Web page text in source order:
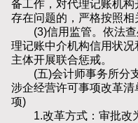
备工作，对代理记账机
存在问题的，严格按照相
(3)信用监管。依法查
理记账中介机构信用状
主体开展联合惩戒。
(五)会计师事务所分支
涉企经营许可事项改革
项)
1.改革方式：审批改为